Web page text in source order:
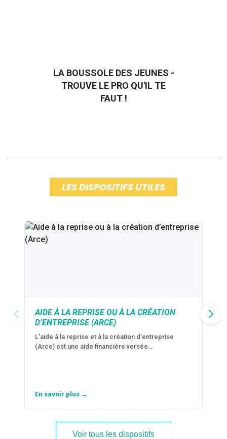
LA BOUSSOLE DES JEUNES -
TROUVE LE PRO QU'IL TE
FAUT !
LES DISPOSITIFS UTILES
AIDE À LA REPRISE OU À LA CRÉATION
D’ENTREPRISE (ARCE)
L'aide à la reprise et à la création d'entreprise
(Arce) est une aide financière versée…
En savoir plus →
Voir tous les dispositifs